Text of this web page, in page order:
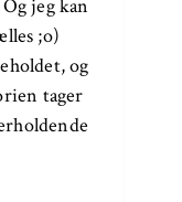
jeg kan
;o)
og
tager